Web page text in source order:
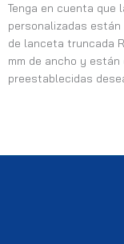
Tenga en cuenta que
personalizadas
de lanceta truncada
mm de ancho y
preestablecidas